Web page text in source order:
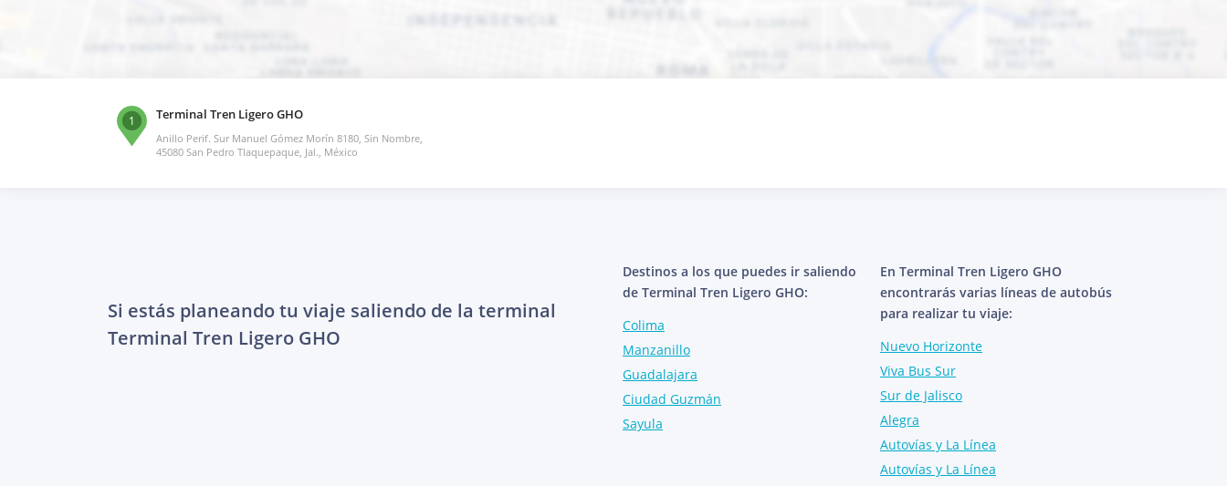
1 Terminal Tren Ligero GHO
Anillo Perif. Sur Manuel Gómez Morín 8180, Sin Nombre,
45080 San Pedro Tlaquepaque, Jal., México
Si estás planeando tu viaje saliendo de la terminal
Terminal Tren Ligero GHO
Destinos a los que puedes ir saliendo
de Terminal Tren Ligero GHO:
Colima
Manzanillo
Guadalajara
Ciudad Guzmán
Sayula
En Terminal Tren Ligero GHO
encontrarás varias líneas de autobús
para realizar tu viaje:
Nuevo Horizonte
Viva Bus Sur
Sur de Jalisco
Alegra
Autovías y La Línea
Autovías y La Línea